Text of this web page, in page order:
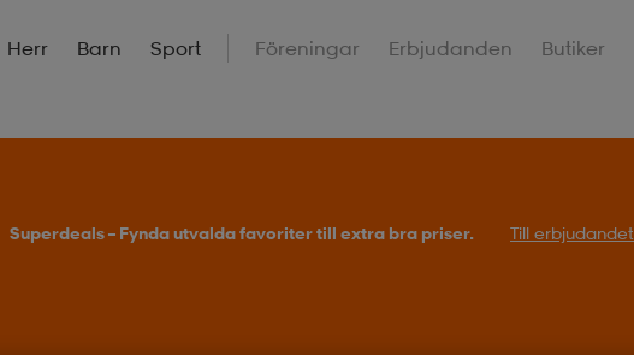
Herr Barn Sport Föreningar Erbjudanden Butiker
Superdeals – Fynda utvalda favoriter till extra bra priser. Till erbjudandet